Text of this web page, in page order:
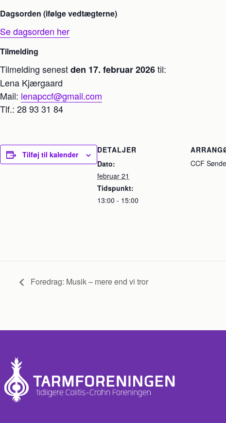
Dagsorden (ifølge vedtægterne)
Se dagsorden her
Tilmelding
Tilmelding senestden 17. februar 2026til:
Lena Kjærgaard
Mail: lenapccf@gmail.com
Tlf.: 28 93 31 84
Tilføj til kalender
DETALJER
Dato:
februar 21
Tidspunkt:
13:00 - 15:00
CCF
Foredrag: Musik – mere end vi tror